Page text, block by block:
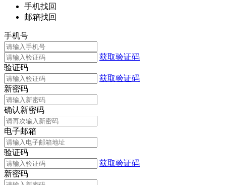
手机找回
邮箱找回
手机号
获取验证码
验证码
获取验证码
新密码
确认新密码
电子邮箱
验证码
获取验证码
新密码